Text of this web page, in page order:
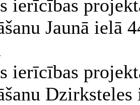
ierīcības
Jaunā ielā
ierīcības
Dzirksteles